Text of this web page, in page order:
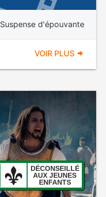
Suspense d'épouvante
VOIR PLUS
DÉCONSEILLÉ
AUX JEUNES
ENFANTS